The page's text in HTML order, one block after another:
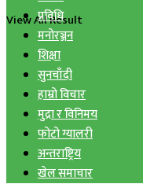
View All Result
प्रविधि
मनोरञ्जन
शिक्षा
सुनचाँदी
हाम्रो विचार
मुद्रा र विनिमय
फोटो ग्यालरी
अन्तराष्ट्रिय
खेल समाचार